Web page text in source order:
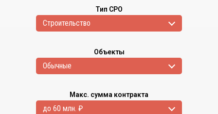
Тип СРО
Cтроительство
Объекты
Обычные
Макс. сумма контракта
до 60 млн. ₽